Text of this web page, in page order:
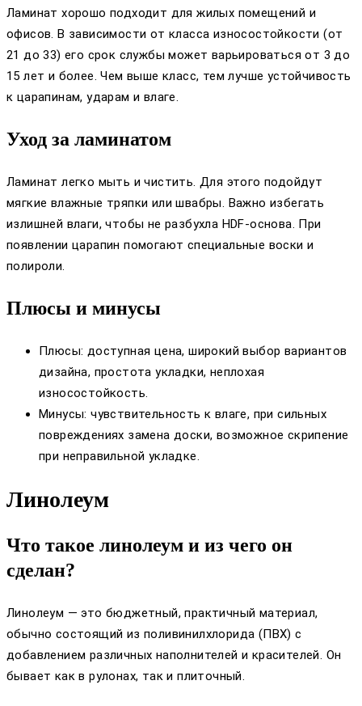
Ламинат хорошо подходит для жилых помещений и
офисов. В зависимости от класса износостойкости (от
21 до 33) его срок службы может варьироваться от 3 до
15 лет и более. Чем выше класс, тем лучше устойчивость
к царапинам, ударам и влаге.
Уход за ламинатом
Ламинат легко мыть и чистить. Для этого подойдут
мягкие влажные тряпки или швабры. Важно избегать
излишней влаги, чтобы не разбухла HDF-основа. При
появлении царапин помогают специальные воски и
полироли.
Плюсы и минусы
Плюсы: доступная цена, широкий выбор вариантов
дизайна, простота укладки, неплохая
износостойкость.
Минусы: чувствительность к влаге, при сильных
повреждениях замена доски, возможное скрипение
при неправильной укладке.
Линолеум
Что такое линолеум и из чего он
сделан?
Линолеум — это бюджетный, практичный материал,
обычно состоящий из поливинилхлорида (ПВХ) с
добавлением различных наполнителей и красителей. Он
бывает как в рулонах, так и плиточный.